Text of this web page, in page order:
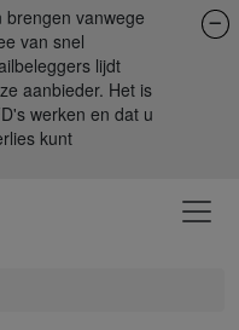
vanwege
van snel
lijdt
aanbieder. Het is
werken en dat u
kunt